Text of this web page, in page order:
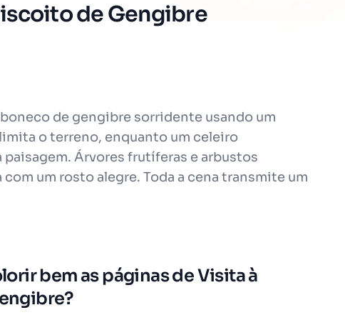
de Gengibre
de gengibre sorridente usando um
o terreno, enquanto um celeiro
Árvores frutíferas e arbustos
um rosto alegre. Toda a cena transmite um
bem as páginas de Visita à